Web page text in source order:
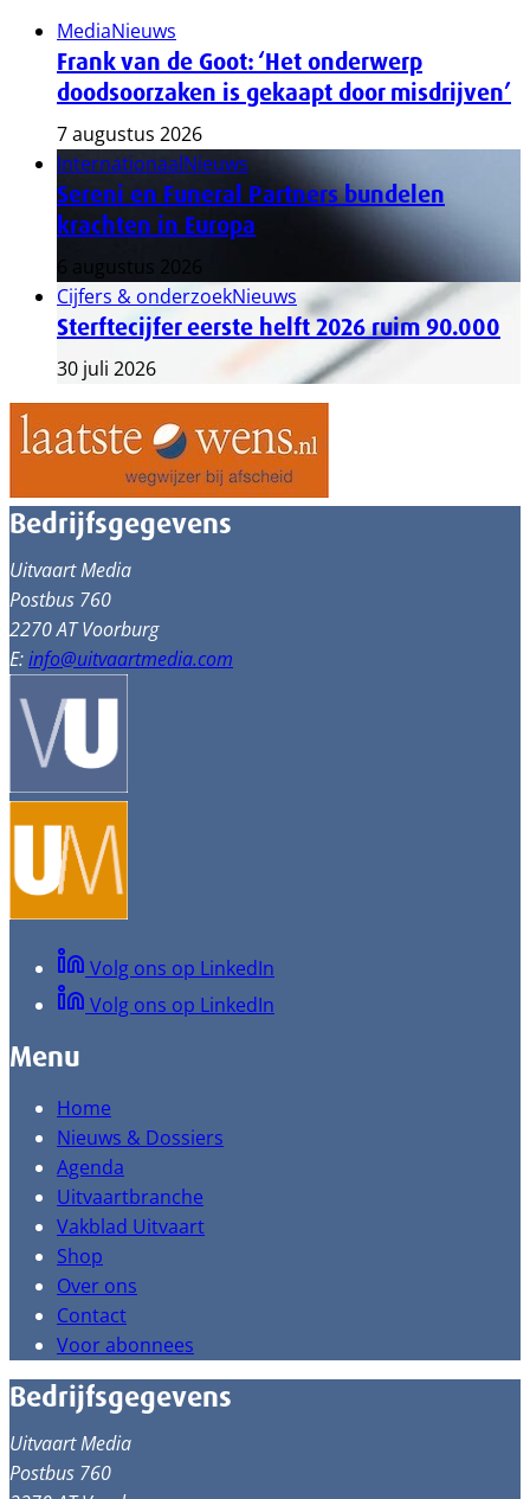
MediaNieuws
Frank van de Goot: ‘Het onderwerp
doodsoorzaken is gekaapt door misdrijven’
7 augustus 2026
InternationaalNieuws
Sereni en Funeral Partners bundelen
krachten in Europa
6 augustus 2026
Cijfers & onderzoekNieuws
Sterftecijfer eerste helft 2026 ruim 90.000
30 juli 2026
Bedrijfsgegevens
Uitvaart Media
Postbus 760
2270 AT Voorburg
E:info@uitvaartmedia.com
Volg ons op LinkedIn
Volg ons op LinkedIn
Menu
Home
Nieuws & Dossiers
Agenda
Uitvaartbranche
Vakblad Uitvaart
Shop
Over ons
Contact
Voor abonnees
Bedrijfsgegevens
Uitvaart Media
Postbus 760